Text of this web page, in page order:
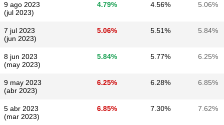
9 ago 2023
(jul 2023)
4.79% 4.56% 5.06%
7 jul 2023
(jun 2023)
5.06% 5.51% 5.84%
8 jun 2023
(may 2023)
5.84% 5.77% 6.25%
9 may 2023
(abr 2023)
6.25% 6.28% 6.85%
5 abr 2023
(mar 2023)
6.85% 7.30% 7.62%